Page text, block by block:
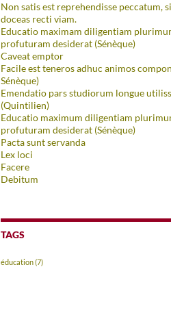
Non satis est reprehendisse peccatum,
doceas recti viam.
Educatio maximam diligentiam
profuturam desiderat (Sénèque)
Caveat emptor
Facile est teneros adhuc animos
Sénèque)
Emendatio pars studiorum longue
(Quintilien)
Educatio maximum diligentiam
profuturam desiderat (Sénèque)
Pacta sunt servanda
Lex loci
Facere
Debitum
TAGS
éducation(7)